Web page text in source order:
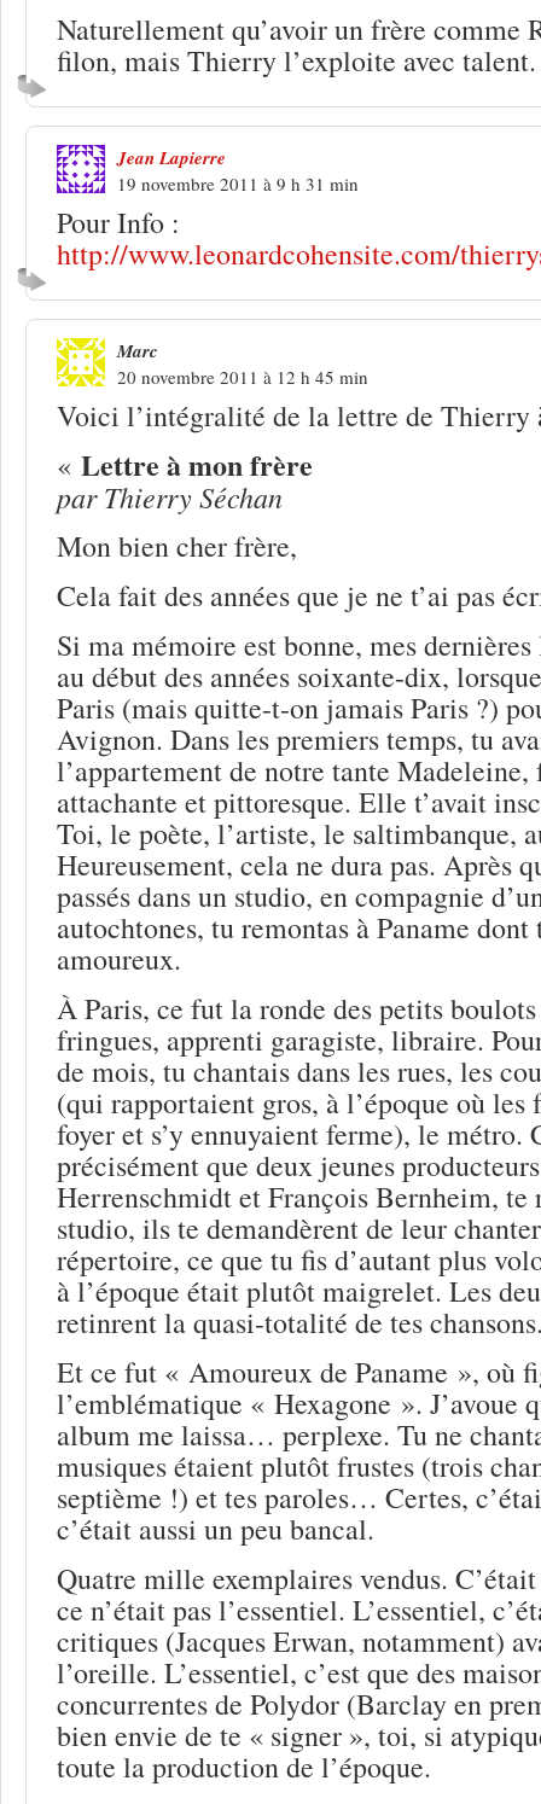
Naturellement qu’avoir un frère comme
filon, mais Thierry l’exploite avec talent.
Jean Lapierre
19 novembre 2011 à 9 h 31 min
Pour Info :
http://www.leonardcohensite.com/
Marc
20 novembre 2011 à 12 h 45 min
Voici l’intégralité de la lettre de Thierry
« Lettre à mon frère
par Thierry Séchan
Mon bien cher frère,
Cela fait des années que je ne t’ai pas
Si ma mémoire est bonne, mes
au début des années soixante-dix,
Paris (mais quitte-t-on jamais Paris ?)
Avignon. Dans les premiers temps, tu
l’appartement de notre tante
attachante et pittoresque. Elle t’avait
Toi, le poète, l’artiste, le saltimbanque,
Heureusement, cela ne dura pas. Après
passés dans un studio, en compagnie
autochtones, tu remontas à Paname
amoureux.
À Paris, ce fut la ronde des petits
fringues, apprenti garagiste, libraire.
de mois, tu chantais dans les rues, les
(qui rapportaient gros, à l’époque où les
foyer et s’y ennuyaient ferme), le métro.
précisément que deux jeunes
Herrenschmidt et François Bernheim, te
studio, ils te demandèrent de leur
répertoire, ce que tu fis d’autant plus
à l’époque était plutôt maigrelet. Les
retinrent la quasi-totalité de tes
Et ce fut « Amoureux de Paname », où
l’emblématique « Hexagone ». J’avoue
album me laissa… perplexe. Tu ne
musiques étaient plutôt frustes (trois
septième !) et tes paroles… Certes,
c’était aussi un peu bancal.
Quatre mille exemplaires vendus.
ce n’était pas l’essentiel. L’essentiel,
critiques (Jacques Erwan, notamment)
l’oreille. L’essentiel, c’est que des
concurrentes de Polydor (Barclay en
bien envie de te « signer », toi, si
toute la production de l’époque.